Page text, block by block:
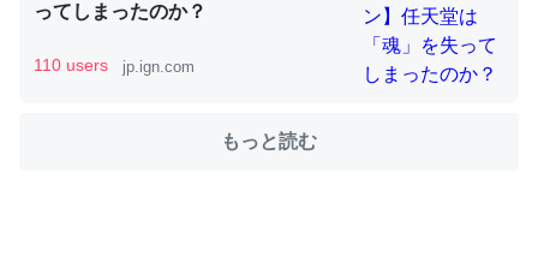
ウチもEchoを実家に置いて４年。でたまに覗いてる。ぼ
位置情報を共有してる。電池残量や充電中かが分かるので
これ見て生きてるなって分かる。
ってしまったのか？
110 users jp.ign.com
もっと読む